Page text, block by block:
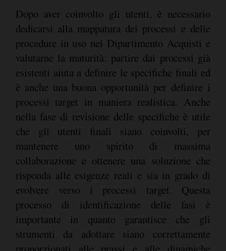
Dopo aver coinvolto gli utenti, è necessario
dedicarsi alla mappatura dei processi e delle
procedure in uso nel Dipartimento Acquisti e
valutarne la maturità: partire dai processi già
esistenti aiuta a definire le specifiche finali ed
è anche una buona opportunità per definire i
processi target in maniera realistica. Anche
nella fase di revisione delle specifiche è utile
che gli utenti finali siano coinvolti, per
mantenere uno spirito di massima
collaborazione e ottenere una soluzione che
risponda alle esigenze reali e sia in grado di
evolvere verso i processi target. Questa
processo di identificazione delle fasi è
importante in quanto garantisce che gli
strumenti da adottare siano correttamente